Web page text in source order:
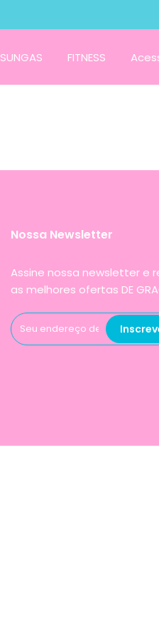
SUNGAS FITNESS
Nossa Newsletter
Assine nossa newsletter e
as melhores ofertas DE